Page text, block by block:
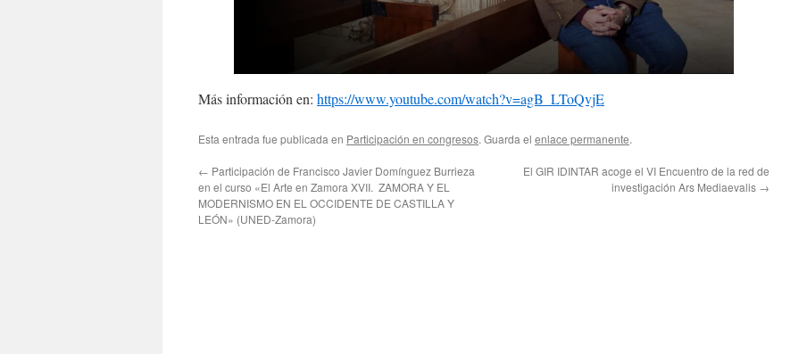
Más información en: https://www.youtube.com/watch?v=agB_LToQvjE
Esta entrada fue publicada en Participación en congresos. Guarda el enlace permanente.
← Participación de Francisco Javier Domínguez Burrieza
en el curso «El Arte en Zamora XVII. ZAMORA Y EL
MODERNISMO EN EL OCCIDENTE DE CASTILLA Y
LEÓN» (UNED-Zamora)
El GIR IDINTAR acoge el VI Encuentro de la red de
investigación Ars Mediaevalis →